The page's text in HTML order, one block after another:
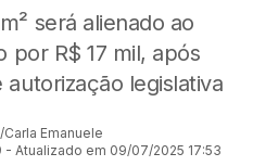
será alienado ao
por R$ 17 mil, após
legislativa
Emanuele
Atualizado em 09/07/2025 17:53